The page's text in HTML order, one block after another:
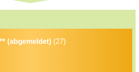
(abgemeldet) (27)